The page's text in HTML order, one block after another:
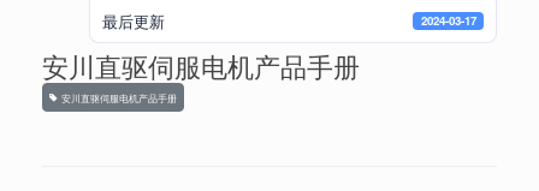
最后更新 2024-03-17
安川直驱伺服电机产品手册
安川直驱伺服电机产品手册